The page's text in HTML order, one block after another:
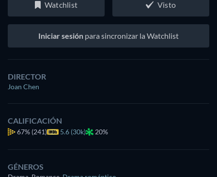
Watchlist Visto
Iniciar sesión para sincronizar la Watchlist
DIRECTOR
Joan Chen
CALIFICACIÓN
67% (241) 5.6 (30k) 20%
GÉNEROS